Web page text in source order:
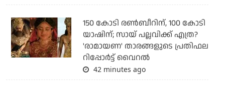
150 കോടി രൺബീറിന്, 100 കോടി
യാഷിന്; സായ് പല്ലവിക്ക് എത്ര?
'രാമായണ' താരങ്ങളുടെ പ്രതിഫല
റിപ്പോർട്ട് വൈറൽ
42 minutes ago